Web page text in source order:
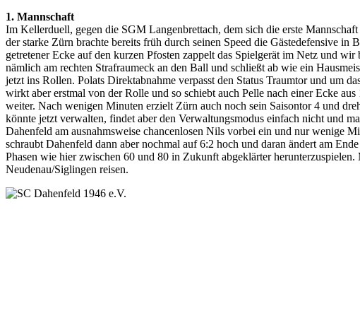
1. Mannschaft
Im Kellerduell, gegen die SGM Langenbrettach, dem sich die erste
der starke Zürn brachte bereits früh durch seinen Speed die Gästedefensive
getretener Ecke auf den kurzen Pfosten zappelt das Spielgerät im Netz und
nämlich am rechten Strafraumeck an den Ball und schließt ab wie ein
jetzt ins Rollen. Polats Direktabnahme verpasst den Status Traumtor und
wirkt aber erstmal von der Rolle und so schiebt auch Pelle nach einer Ecke
weiter. Nach wenigen Minuten erzielt Zürn auch noch sein Saisontor 4 und
könnte jetzt verwalten, findet aber den Verwaltungsmodus einfach nicht und
Dahenfeld am ausnahmsweise chancenlosen Nils vorbei ein und nur wenige
schraubt Dahenfeld dann aber nochmal auf 6:2 hoch und daran ändert am
Phasen wie hier zwischen 60 und 80 in Zukunft abgeklärter
Neudenau/Siglingen reisen.